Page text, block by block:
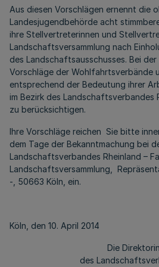
Aus diesen Vorschlägen ernennt die
Landesjugendbehörde acht
ihre Stellvertreterinnen und
Landschaftsversammlung nach
des Landschaftsausschusses. Bei
Vorschläge der Wohlfahrtsverbände
entsprechend der Bedeutung ihrer
im Bezirk des Landschaftsverbandes
zu berücksichtigen.
Ihre Vorschläge reichen Sie bitte
dem Tage der Bekanntmachung bei
Landschaftsverbandes Rheinland –
Landschaftsversammlung,
-, 50663 Köln, ein.
Köln, den 10. April 2014
Die Direktorin
des